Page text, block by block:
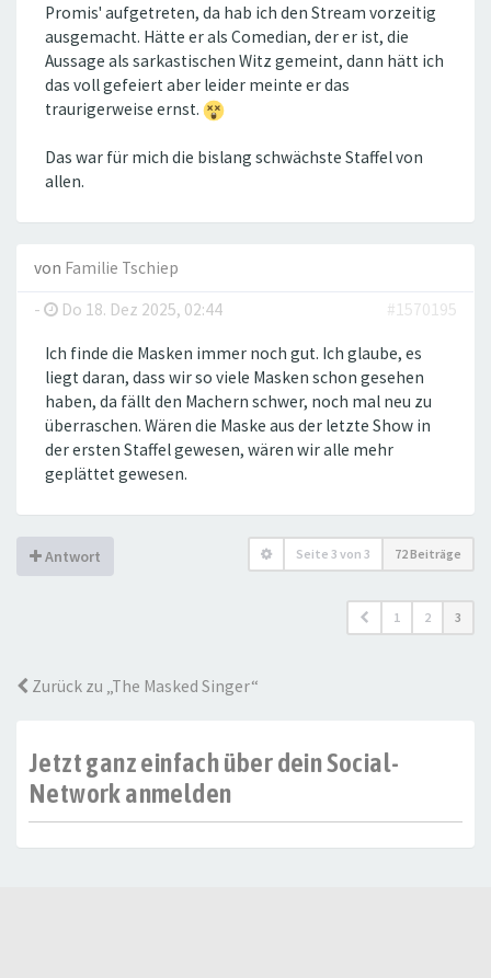
Promis' aufgetreten, da hab ich den Stream vorzeitig
ausgemacht. Hätte er als Comedian, der er ist, die
Aussage als sarkastischen Witz gemeint, dann hätt ich
das voll gefeiert aber leider meinte er das
traurigerweise ernst.
Das war für mich die bislang schwächste Staffel von
allen.
von Familie Tschiep
-
Do 18. Dez 2025, 02:44 #1570195
Ich finde die Masken immer noch gut. Ich glaube, es
liegt daran, dass wir so viele Masken schon gesehen
haben, da fällt den Machern schwer, noch mal neu zu
überraschen. Wären die Maske aus der letzte Show in
der ersten Staffel gewesen, wären wir alle mehr
geplättet gewesen.
Antwort Seite 3 von 3 72 Beiträge
1 2 3
Zurück zu „The Masked Singer“
Jetzt ganz einfach über dein Social-
Network anmelden